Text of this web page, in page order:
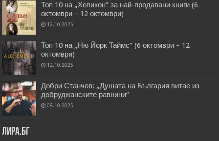
Топ 10 на „Хеликон” за най-продавани книги (6
октомври – 12 октомври)
12.10.2025
Топ 10 на „Ню Йорк Таймс” (6 октомври – 12
октомври)
12.10.2025
Добри Станчов: „Душата на България витае из
добруджанските равнини“
08.10.2025
Лира.бг